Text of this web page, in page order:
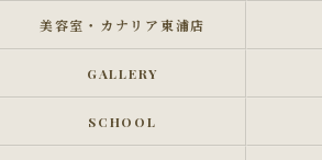
美容室・カナリア東浦店
GALLERY
SCHOOL